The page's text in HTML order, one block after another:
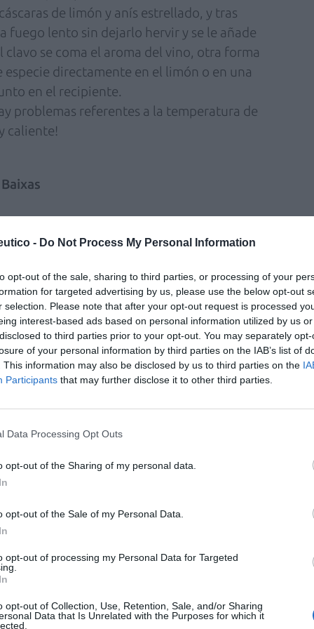
- Do Not Process My Personal Information
opt-out of the sale, sharing to third parties, or processing of your
for targeted advertising by us, please use the below opt-out
selection. Please note that after your opt-out request is processed
interest-based ads based on personal information utilized by us
to third parties prior to your opt-out. You may separately
of your personal information by third parties on the IAB’s list of
This information may also be disclosed by us to third parties on the
Participants that may further disclose it to other third parties.
Data Processing Opt Outs
opt-out of the Sharing of my personal data.
opt-out of the Sale of my Personal Data.
opt-out of processing my Personal Data for Targeted
opt-out of Collection, Use, Retention, Sale, and/or Sharing
Data that Is Unrelated with the Purposes for which it
de limón y anís estrellado, y tras
fuego lento sin dejarlo hervir y se le añade
clavo se coma el aroma del vino, otra forma
especie directamente en el limón o en una
en el recipiente.
problemas referentes a la temperatura de
caliente!
XV, y han ido cambiando de dueños hasta
joven con 9 meses de crianza en acero
elaborado en toda su totalidad con la
Predominan las frutas tropicales como
un fondo cítrico y salino muy elegante. En
con una acidez cítrica no demasiado intensa
suculenta. Es un vino largo e intenso, muy
roca, mejillones o arroces marineros con
preferida de Google
de actualidad.